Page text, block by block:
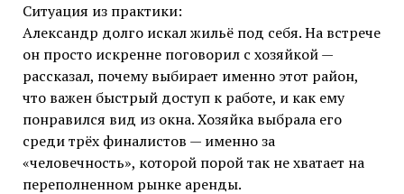
Ситуация из практики:
Александр долго искал жильё под себя. На встрече
он просто искренне поговорил с хозяйкой —
рассказал, почему выбирает именно этот район,
что важен быстрый доступ к работе, и как ему
понравился вид из окна. Хозяйка выбрала его
среди трёх финалистов — именно за
«человечность», которой порой так не хватает на
переполненном рынке аренды.